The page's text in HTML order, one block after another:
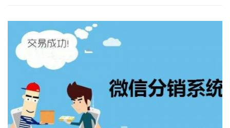
系统设计： （1）设计合理的积分获取和消费规则，确保积分
价…